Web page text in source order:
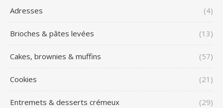
Adresses (4)
Brioches & pâtes levées (13)
Cakes, brownies & muffins (57)
Cookies (21)
Entremets & desserts crémeux (29)